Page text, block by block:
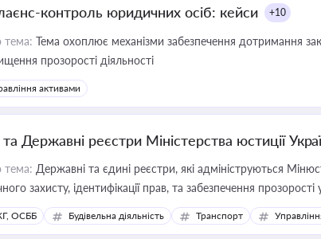
контроль юридичних осіб: кейси +10
Тема охоплює механізми забезпечення дотримання
прозорості діяльності
активами
Державні реєстри Міністерства юстиції
Державні та єдині реєстри, які адмініструються
захисту, ідентифікації прав, та забезпечення
ОСББ Будівельна діяльність Транспорт